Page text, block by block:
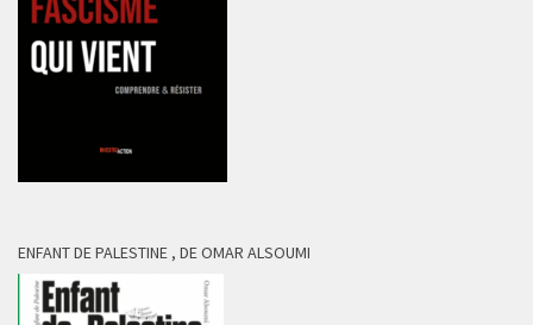
ENFANT DE PALESTINE , DE OMAR ALSOUMI